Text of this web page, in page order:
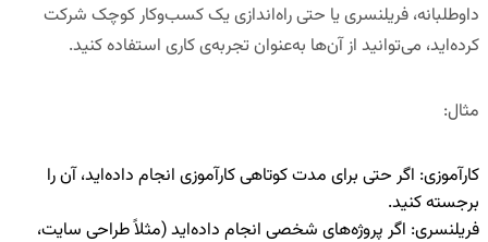
داوطلبانه، فریلنسری یا حتی راه‌اندازی یک کسب‌وکار کوچک شرکت
کرده‌اید، می‌توانید از آن‌ها به‌عنوان تجربه‌ی کاری استفاده کنید.
مثال:
کارآموزی: اگر حتی برای مدت کوتاهی کارآموزی انجام داده‌اید، آن را
برجسته کنید.
فریلنسری: اگر پروژه‌های شخصی انجام داده‌اید (مثلاً طراحی سایت،